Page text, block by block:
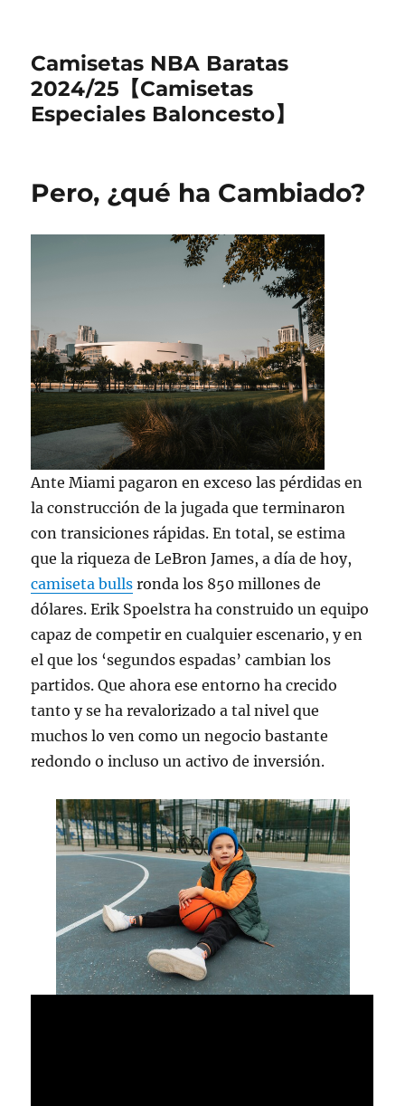
Camisetas NBA Baratas
2024/25【Camisetas
Especiales Baloncesto】
Pero, ¿qué ha Cambiado?
Ante Miami pagaron en exceso las pérdidas en
la construcción de la jugada que terminaron
con transiciones rápidas. En total, se estima
que la riqueza de LeBron James, a día de hoy,
camiseta bulls ronda los 850 millones de
dólares. Erik Spoelstra ha construido un equipo
capaz de competir en cualquier escenario, y en
el que los ‘segundos espadas’ cambian los
partidos. Que ahora ese entorno ha crecido
tanto y se ha revalorizado a tal nivel que
muchos lo ven como un negocio bastante
redondo o incluso un activo de inversión.